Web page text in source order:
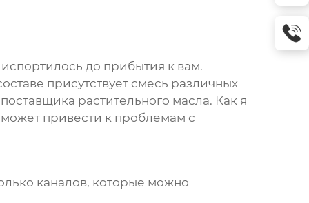
до прибытия к вам.
присутствует смесь различных
поставщика растительного масла. Как я
может привести к проблемам с
каналов, которые можно